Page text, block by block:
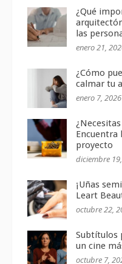
¿Qué
las
enero 21,
¿Cómo
calmar tu
enero 7, 2026
Encuentra
proyecto
diciembre
¡Uñas
Leart
octubre 22,
Subtítulos
un cine
octubre 7,